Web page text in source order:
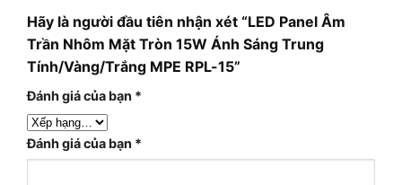
Hãy là người đầu tiên nhận xét “LED Panel Âm
Trần Nhôm Mặt Tròn 15W Ánh Sáng Trung
Tính/Vàng/Trắng MPE RPL-15”
Đánh giá của bạn *
Đánh giá của bạn *